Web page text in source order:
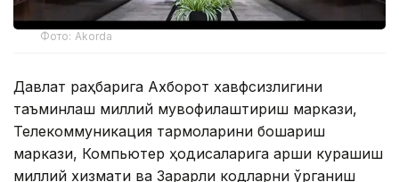
Фото: Akorda
Давлат раҳбарига Ахборот хавфсизлигини
таъминлаш миллий мувофиқлаштириш маркази,
Телекоммуникация тармоқларини бошқариш
маркази, Компьютер ҳодисаларига қарши курашиш
миллий хизмати ва Зарарли кодларни ўрганиш